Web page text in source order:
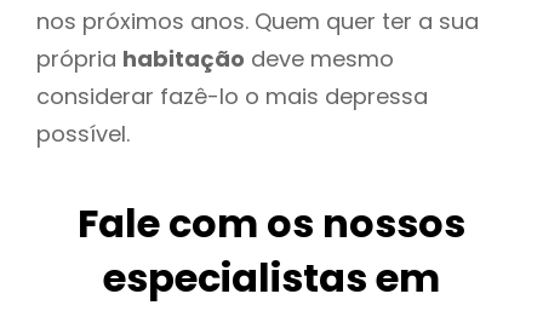
nos próximos anos. Quem quer ter a sua
própria habitação deve mesmo
considerar fazê-lo o mais depressa
possível.
Fale com os nossos
especialistas em